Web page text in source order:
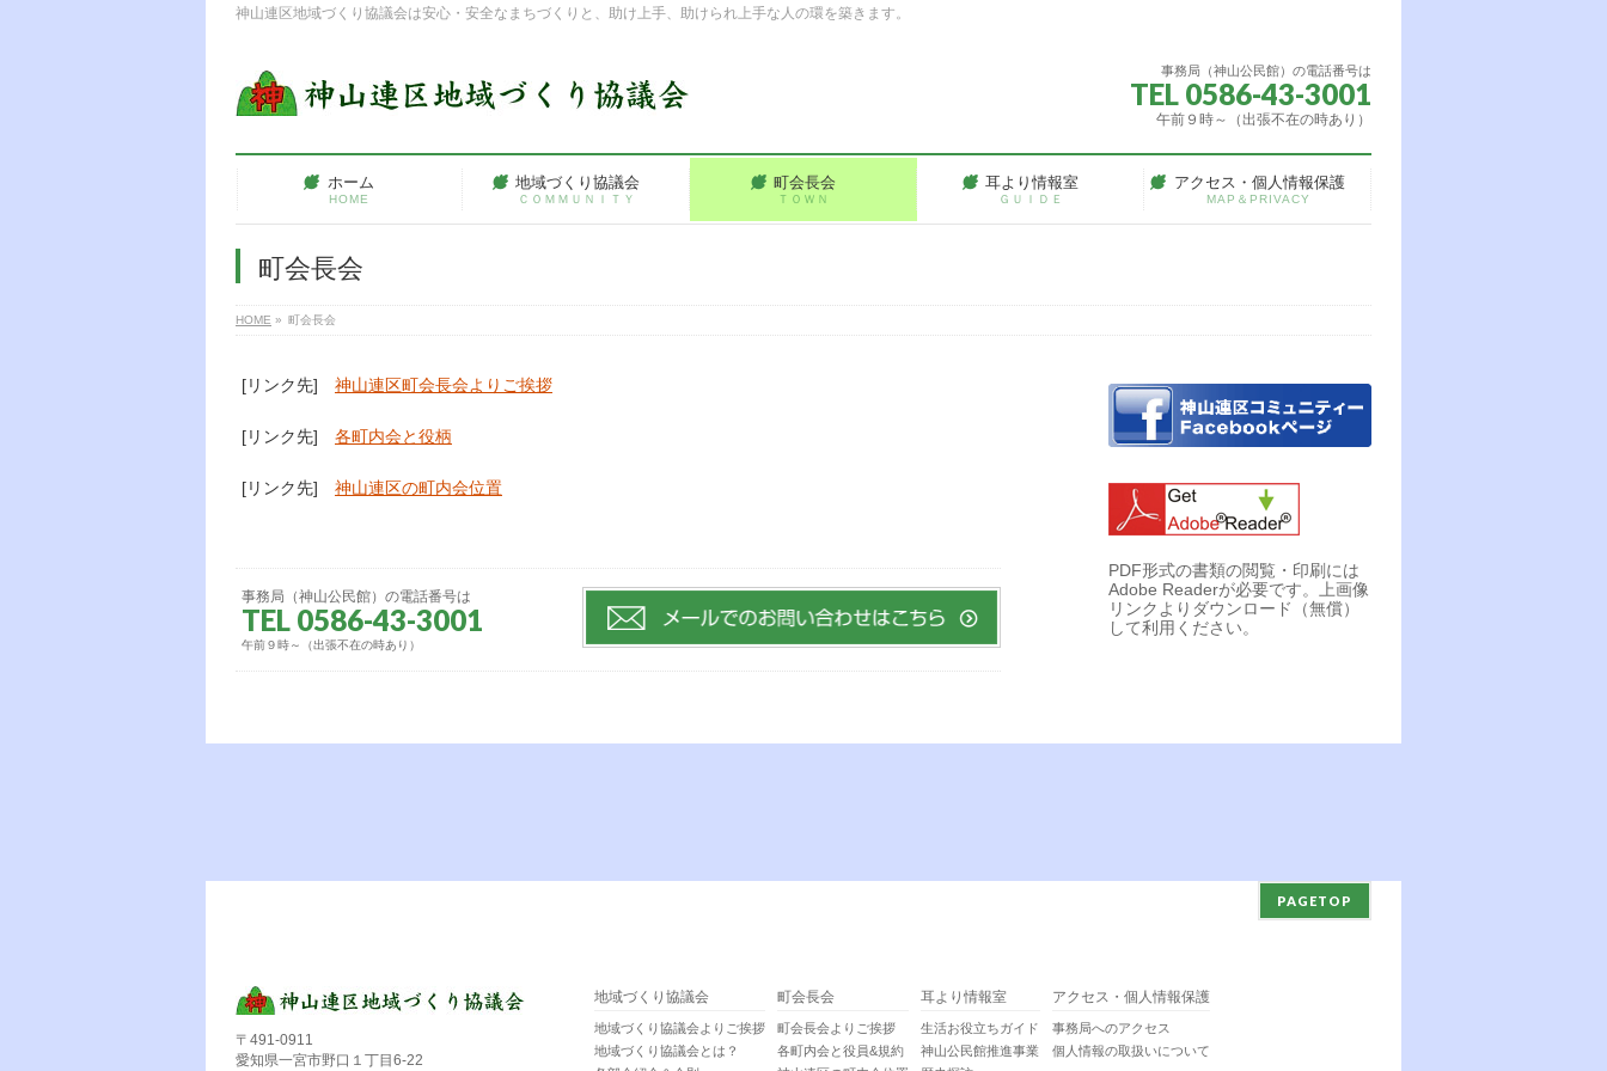
神山連区地域づくり協議会は安心・安全なまちづくりと、助け上手、助けられ上手な人の環を築きます。
事務局（神山公民館）の電話番号は
TEL 0586-43-3001
午前９時～（出張不在の時あり）
ホーム
HOME
地域づくり協議会
ＣＯＭＭＵＮＩＴＹ
町会長会
ＴＯＷＮ
耳より情報室
ＧＵＩＤＥ
アクセス・個人情報保護
MAP＆PRIVACY
町会長会
HOME » 町会長会
[リンク先] 神山連区町会長会よりご挨拶
[リンク先] 各町内会と役柄
[リンク先] 神山連区の町内会位置
事務局（神山公民館）の電話番号は
TEL 0586-43-3001
午前９時～（出張不在の時あり）
PDF形式の書類の閲覧・印刷には
Adobe Readerが必要です。上画像
リンクよりダウンロード（無償）
して利用ください。
PAGETOP
〒491-0911
愛知県一宮市野口１丁目6-22
地域づくり協議会
地域づくり協議会よりご挨拶
地域づくり協議会とは？
町会長会
町会長会よりご挨拶
各町内会と役員&規約
耳より情報室
生活お役立ちガイド
神山公民館推進事業
アクセス・個人情報保護
事務局へのアクセス
個人情報の取扱いについて